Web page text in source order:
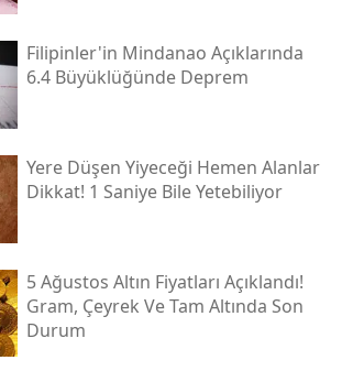
Filipinler'in Mindanao Açıklarında
6.4 Büyüklüğünde Deprem
Yere Düşen Yiyeceği Hemen Alanlar
Dikkat! 1 Saniye Bile Yetebiliyor
5 Ağustos Altın Fiyatları Açıklandı!
Gram, Çeyrek Ve Tam Altında Son
Durum